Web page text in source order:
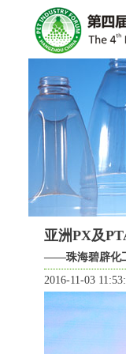
亚洲PX及
——珠海碧辟化
2016-11-03